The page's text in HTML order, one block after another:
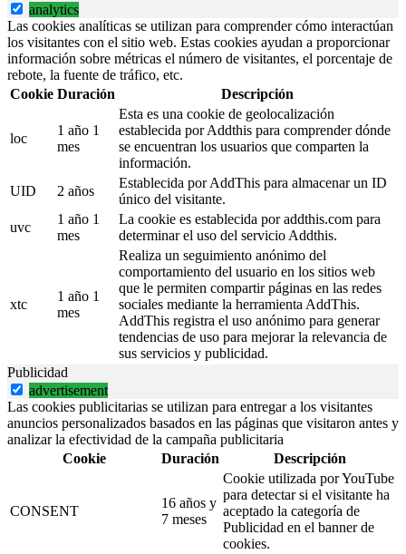
analytics
Las cookies analíticas se utilizan para comprender cómo interactúan
los visitantes con el sitio web. Estas cookies ayudan a proporcionar
información sobre métricas el número de visitantes, el porcentaje de
rebote, la fuente de tráfico, etc.
Cookie Duración Descripción
loc
1 año 1
mes
Esta es una cookie de geolocalización
establecida por Addthis para comprender dónde
se encuentran los usuarios que comparten la
información.
UID
2 años
Establecida por AddThis para almacenar un ID
único del visitante.
uvc
1 año 1
mes
La cookie es establecida por addthis.com para
determinar el uso del servicio Addthis.
xtc
1 año 1
mes
Realiza un seguimiento anónimo del
comportamiento del usuario en los sitios web
que le permiten compartir páginas en las redes
sociales mediante la herramienta AddThis.
AddThis registra el uso anónimo para generar
tendencias de uso para mejorar la relevancia de
sus servicios y publicidad.
Publicidad
advertisement
Las cookies publicitarias se utilizan para entregar a los visitantes
anuncios personalizados basados en las páginas que visitaron antes y
analizar la efectividad de la campaña publicitaria
Cookie
Duración Descripción
CONSENT
16 años y
7 meses
Cookie utilizada por YouTube
para detectar si el visitante ha
aceptado la categoría de
Publicidad en el banner de
cookies.